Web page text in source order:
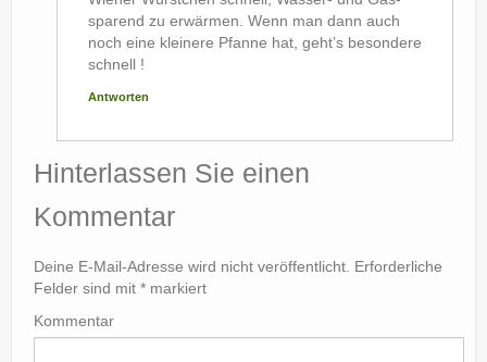
sparend zu erwärmen. Wenn man dann auch
noch eine kleinere Pfanne hat, geht’s besondere
schnell !
Antworten
Hinterlassen Sie einen
Kommentar
Deine E-Mail-Adresse wird nicht veröffentlicht. Erforderliche
Felder sind mit * markiert
Kommentar